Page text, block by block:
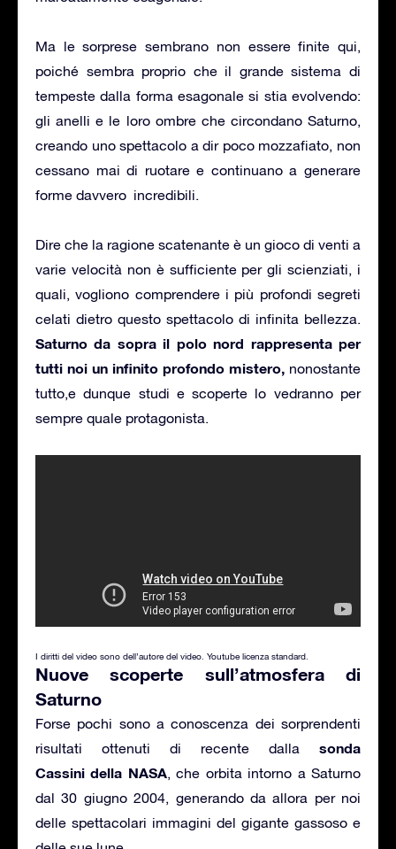
Ma le sorprese sembrano non essere finite qui,
poiché sembra proprio che il grande sistema di
tempeste dalla forma esagonale si stia evolvendo:
gli anelli e le loro ombre che circondano Saturno,
creando uno spettacolo a dir poco mozzafiato, non
cessano mai di ruotare e continuano a generare
forme davvero incredibili.
Dire che la ragione scatenante è un gioco di venti a
varie velocità non è sufficiente per gli scienziati, i
quali, vogliono comprendere i più profondi segreti
celati dietro questo spettacolo di infinita bellezza.
Saturno da sopra il polo nord rappresenta per
tutti noi un infinito profondo mistero, nonostante
tutto,e dunque studi e scoperte lo vedranno per
sempre quale protagonista.
I diritti del video sono dell’autore del video. Youtube licenza standard.
Nuove scoperte sull’atmosfera di
Saturno
Forse pochi sono a conoscenza dei sorprendenti
risultati ottenuti di recente dalla sonda
Cassini della NASA, che orbita intorno a Saturno
dal 30 giugno 2004, generando da allora per noi
delle spettacolari immagini del gigante gassoso e